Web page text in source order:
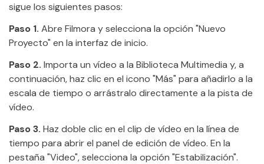
sigue los siguientes pasos:
Paso 1. Abre Filmora y selecciona la opción "Nuevo
Proyecto" en la interfaz de inicio.
Paso 2. Importa un vídeo a la Biblioteca Multimedia y, a
continuación, haz clic en el icono "Más" para añadirlo a la
escala de tiempo o arrástralo directamente a la pista de
vídeo.
Paso 3. Haz doble clic en el clip de vídeo en la línea de
tiempo para abrir el panel de edición de vídeo. En la
pestaña "Video", selecciona la opción "Estabilización".